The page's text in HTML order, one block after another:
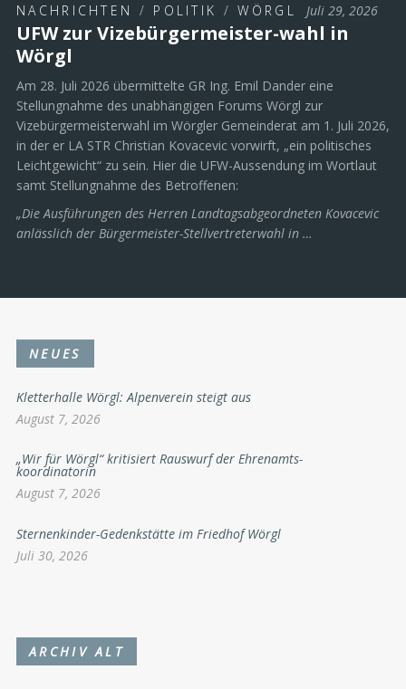
NACHRICHTEN / POLITIK /WÖRGL Juli 29, 2026
UFW zur Vizebürgermeister-wahl in
Wörgl
Am 28. Juli 2026 übermittelte GR Ing. Emil Dander eine
Stellungnahme des unabhängigen Forums Wörgl zur
Vizebürgermeisterwahl im Wörgler Gemeinderat am 1. Juli 2026,
in der er LA STR Christian Kovacevic vorwirft, „ein politisches
Leichtgewicht“ zu sein. Hier die UFW-Aussendung im Wortlaut
samt Stellungnahme des Betroffenen:
„Die Ausführungen des Herren Landtagsabgeordneten Kovacevic
anlässlich der Bürgermeister-Stellvertreterwahl in …
NEUES
Kletterhalle Wörgl: Alpenverein steigt aus
August 7, 2026
„Wir für Wörgl“ kritisiert Rauswurf der Ehrenamts-
koordinatorin
August 7, 2026
Sternenkinder-Gedenkstätte im Friedhof Wörgl
Juli 30, 2026
ARCHIV ALT